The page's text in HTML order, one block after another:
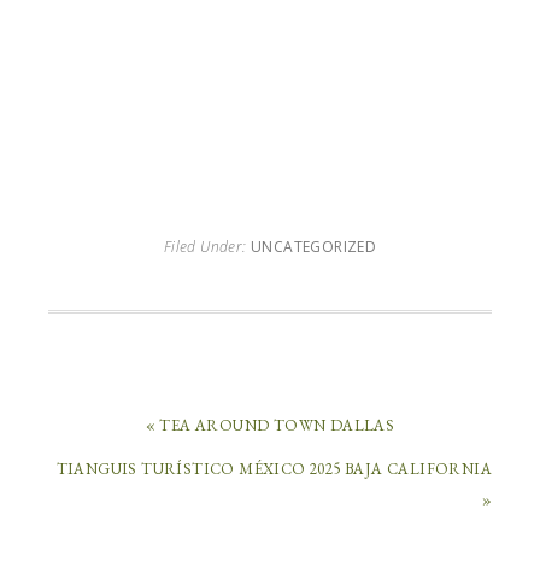
Filed Under: UNCATEGORIZED
« TEA AROUND TOWN DALLAS
TIANGUIS TURÍSTICO MÉXICO 2025 BAJA CALIFORNIA
»